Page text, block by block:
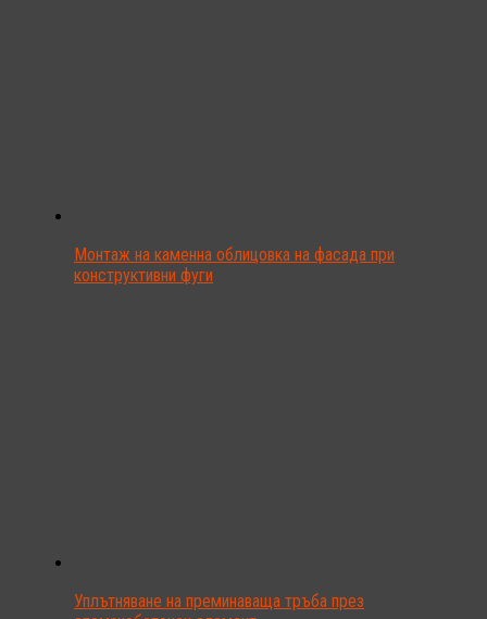
Монтаж на каменна облицовка на фасада при
конструктивни фуги
Уплътняване на преминаваща тръба през